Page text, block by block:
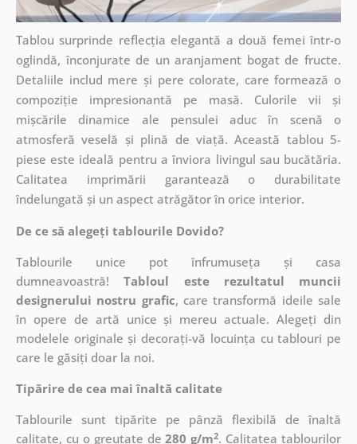
Tablou surprinde reflecția elegantă a două femei într-o
oglindă, înconjurate de un aranjament bogat de fructe.
Detaliile includ mere și pere colorate, care formează o
compoziție impresionantă pe masă. Culorile vii și
mișcările dinamice ale pensulei aduc în scenă o
atmosferă veselă și plină de viață. Această tablou 5-
piese este ideală pentru a înviora livingul sau bucătăria.
Calitatea imprimării garantează o durabilitate
îndelungată și un aspect atrăgător în orice interior.
De ce să alegeți tablourile Dovido?
Tablourile unice pot înfrumuseța și casa
dumneavoastră!Tabloul este rezultatul muncii
designerului nostru grafic, caretransformă ideile sale
în opere de artă unice și mereu actuale. Alegeți din
modelele originale și decorați-vă locuința cu tablouri pe
care le găsiți doar la noi.
Tipărire de cea mai înaltă calitate
Tablourile sunt tipărite pe pânză flexibilă de înaltă
calitate, cu o greutate de280 g/m2. Calitatea tablourilor